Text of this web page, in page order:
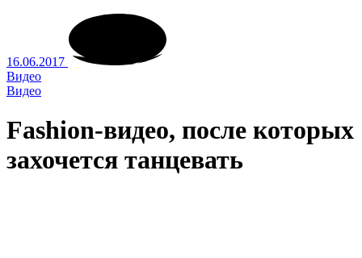
16.06.2017
Видео
Видео
Fashion-видео, после которых
захочется танцевать